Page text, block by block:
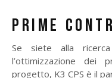
PRIME
Se siete alla
l’ottimizzazione dei
progetto, K3 CPS è il